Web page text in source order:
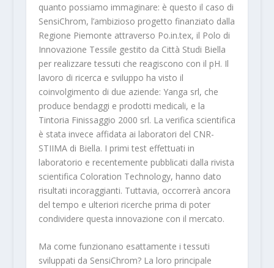
quanto possiamo immaginare: è questo il caso di
SensiChrom, l’ambizioso progetto finanziato dalla
Regione Piemonte attraverso Po.in.tex, il Polo di
Innovazione Tessile gestito da Città Studi Biella
per realizzare tessuti che reagiscono con il pH. Il
lavoro di ricerca e sviluppo ha visto il
coinvolgimento di due aziende: Yanga srl, che
produce bendaggi e prodotti medicali, e la
Tintoria Finissaggio 2000 srl. La verifica scientifica
è stata invece affidata ai laboratori del CNR-
STIIMA di Biella. I primi test effettuati in
laboratorio e recentemente pubblicati dalla rivista
scientifica Coloration Technology, hanno dato
risultati incoraggianti. Tuttavia, occorrerà ancora
del tempo e ulteriori ricerche prima di poter
condividere questa innovazione con il mercato.
Ma come funzionano esattamente i tessuti
sviluppati da SensiChrom? La loro principale